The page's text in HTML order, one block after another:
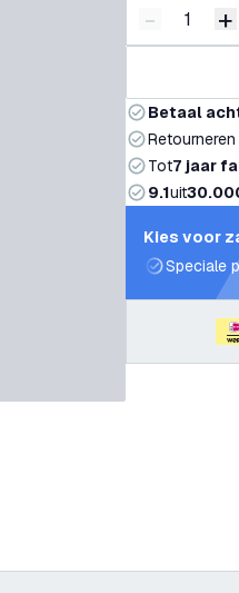
Verminder
- +
Betaal
Tot7 jaar
9.1uit
Kies voor
Speciale